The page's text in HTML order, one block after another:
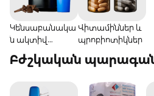
Կենսաբանակա
ն ակտիվ
հավելումներ
(БАД)
Վիտամիններ և
պրոբիոտիկներ
Բժշկական